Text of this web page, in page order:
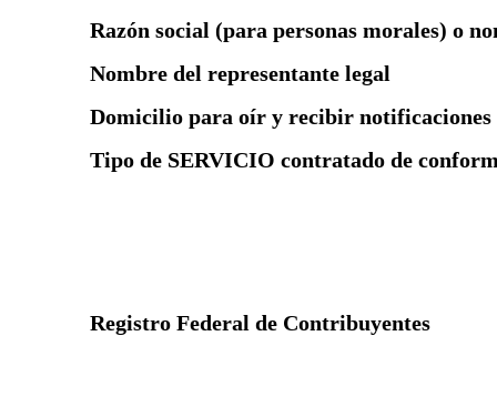
Razón social (para personas morales) o
Nombre del representante legal
Domicilio para oír y recibir notificaciones
Tipo de SERVICIO contratado de
Registro Federal de Contribuyentes